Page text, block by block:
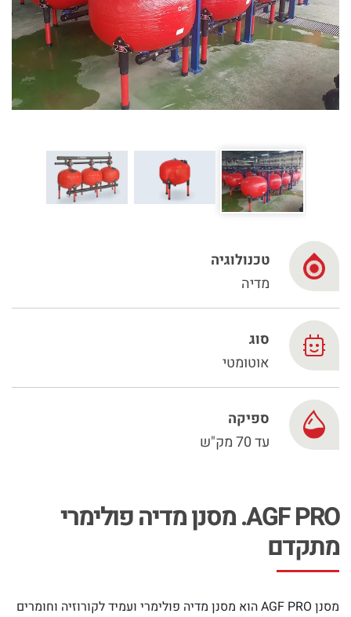
Spanish
Russia
Russian
French
Germany
בהתבסס על מיקומך, אנו ממליצים על האתר המקומי הבא:
טכנולוגיה
מדיה
סוג
אוטומטי
ספיקה
עד 70 מק"ש
AGF PRO. מסנן מדיה פולימרי
מתקדם
מסנן AGF PRO הוא מסנן מדיה פולימרי ועמיד לקורוזיה וחומרים